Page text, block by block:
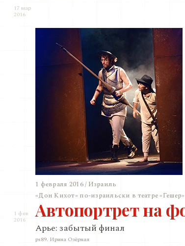
1 февраля 2016 / Израиль
«Дон Кихот» по-израильски в театре «Гешер»
Автопортрет на
Арье: забытый финал
ps89. Ирина Озёрная
17 мар
2016
1 фев
2016